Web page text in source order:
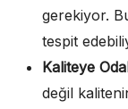
gerekiyor.
tespit
Kaliteye
değil